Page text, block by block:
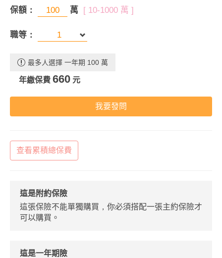
保額： 萬 [ 10-1000 萬 ]
職等：
最多人選擇 一年期 100 萬
年繳保費 660 元
我要發問
查看累積總保費
這是附約保險
這張保險不能單獨購買，你必須搭配一張主約保險才
可以購買。
這是一年期險